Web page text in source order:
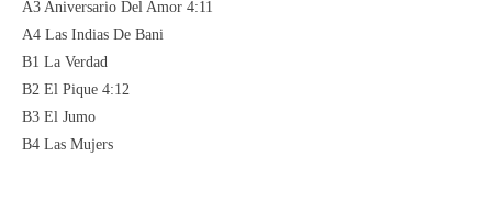
A3 Aniversario Del Amor 4:11
A4 Las Indias De Bani
B1 La Verdad
B2 El Pique 4:12
B3 El Jumo
B4 Las Mujers